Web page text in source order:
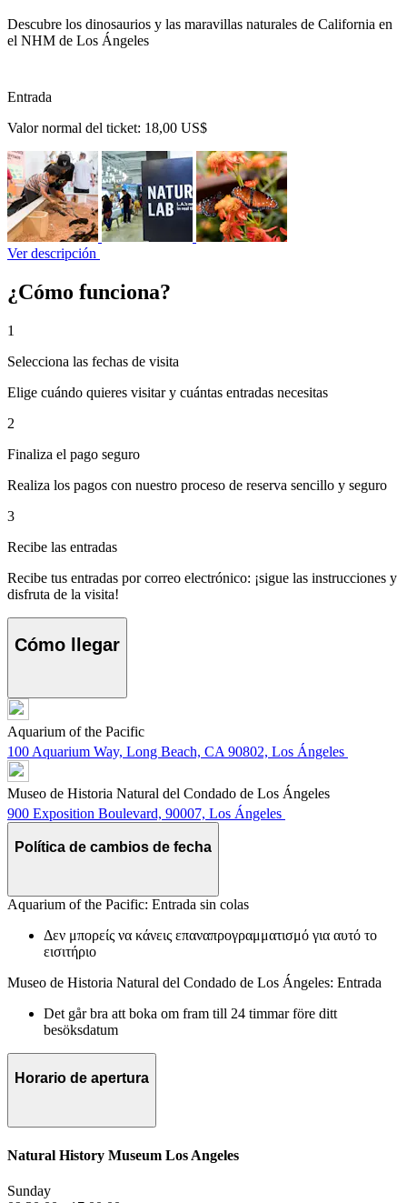
Descubre los dinosaurios y las maravillas naturales de California en
el NHM de Los Ángeles
Entrada
Valor normal del ticket: 18,00 US$
Ver descripción
¿Cómo funciona?
1
Selecciona las fechas de visita
Elige cuándo quieres visitar y cuántas entradas necesitas
2
Finaliza el pago seguro
Realiza los pagos con nuestro proceso de reserva sencillo y seguro
3
Recibe las entradas
Recibe tus entradas por correo electrónico: ¡sigue las instrucciones y
disfruta de la visita!
Cómo llegar
Aquarium of the Pacific
100 Aquarium Way, Long Beach, CA 90802, Los Ángeles
Museo de Historia Natural del Condado de Los Ángeles
900 Exposition Boulevard, 90007, Los Ángeles
Política de cambios de fecha
Aquarium of the Pacific: Entrada sin colas
Δεν μπορείς να κάνεις επαναπρογραμματισμό για αυτό το
εισιτήριο
Museo de Historia Natural del Condado de Los Ángeles: Entrada
Det går bra att boka om fram till 24 timmar före ditt
besöksdatum
Horario de apertura
Natural History Museum Los Angeles
Sunday